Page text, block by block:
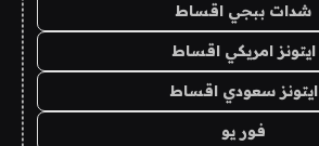
شدات ببجي اقساط
ايتونز امريكي اقساط
ايتونز سعودي اقساط
فور يو